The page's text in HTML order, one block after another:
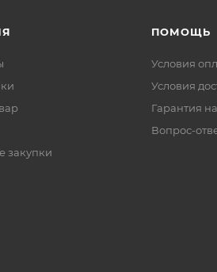
закупки
ПОМОЩЬ
Условия
Условия
Гарантия
Вопрос-